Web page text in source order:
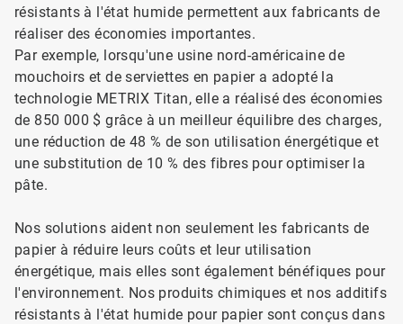
résistants à l'état humide permettent aux fabricants de
réaliser des économies importantes.
Par exemple, lorsqu'une usine nord-américaine de
mouchoirs et de serviettes en papier a adopté la
technologie METRIX Titan, elle a réalisé des économies
de 850 000 $ grâce à un meilleur équilibre des charges,
une réduction de 48 % de son utilisation énergétique et
une substitution de 10 % des fibres pour optimiser la
pâte.
Nos solutions aident non seulement les fabricants de
papier à réduire leurs coûts et leur utilisation
énergétique, mais elles sont également bénéfiques pour
l'environnement. Nos produits chimiques et nos additifs
résistants à l'état humide pour papier sont conçus dans